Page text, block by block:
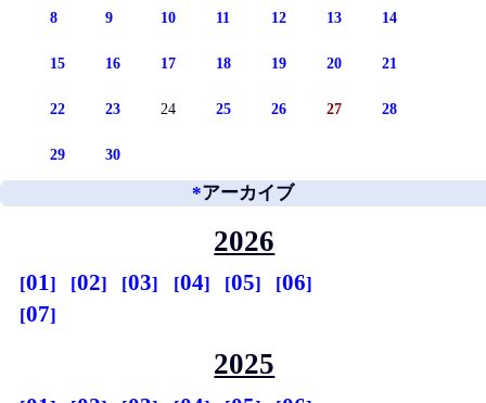
8 9 10 11 12 13 14
15 16 17 18 19 20 21
22 23 24 25 26 27 28
29 30
*アーカイブ
2026
01 02 03 04 05
06
07
2025